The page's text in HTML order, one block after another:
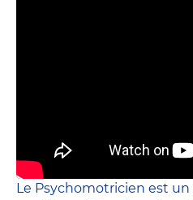
Le Psychomotricien est un